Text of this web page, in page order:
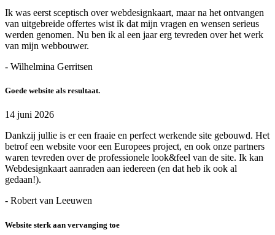
Ik was eerst sceptisch over webdesignkaart, maar na het ontvangen
van uitgebreide offertes wist ik dat mijn vragen en wensen serieus
werden genomen. Nu ben ik al een jaar erg tevreden over het werk
van mijn webbouwer.
- Wilhelmina Gerritsen
Goede website als resultaat.
14 juni 2026
Dankzij jullie is er een fraaie en perfect werkende site gebouwd. Het
betrof een website voor een Europees project, en ook onze partners
waren tevreden over de professionele look&feel van de site. Ik kan
Webdesignkaart aanraden aan iedereen (en dat heb ik ook al
gedaan!).
- Robert van Leeuwen
Website sterk aan vervanging toe